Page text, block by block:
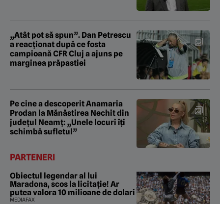
„Atât pot să spun”. Dan Petrescu
a reacționat după ce fosta
campioană CFR Cluj a ajuns pe
marginea prăpastiei
Pe cine a descoperit Anamaria
Prodan la Mănăstirea Nechit din
județul Neamț: „Unele locuri îți
schimbă sufletul”
PARTENERI
Obiectul legendar al lui
Maradona, scos la licitație! Ar
putea valora 10 milioane de dolari
MEDIAFAX